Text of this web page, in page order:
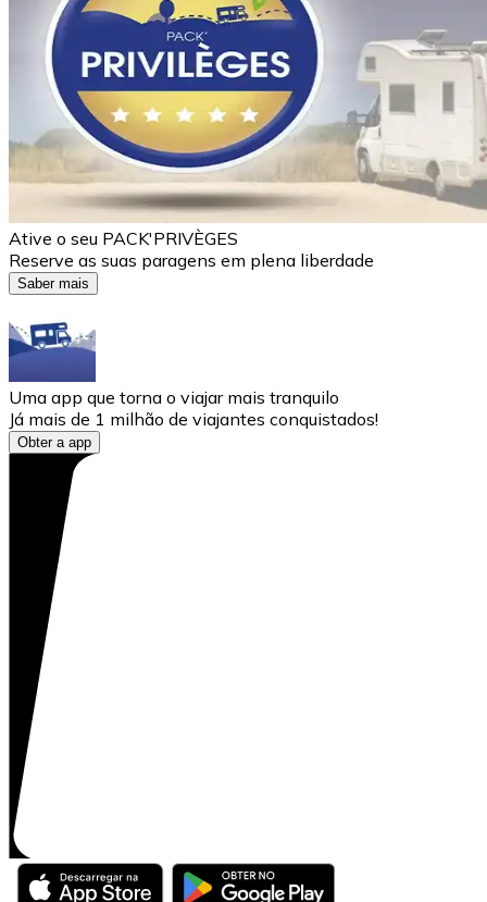
Ative o seu PACK'PRIVÈGES
Reserve as suas paragens em plena liberdade
Saber mais
Uma app que torna o viajar mais tranquilo
Já mais de 1 milhão de viajantes conquistados!
Obter a app